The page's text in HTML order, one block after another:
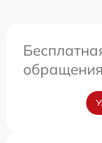
обращения